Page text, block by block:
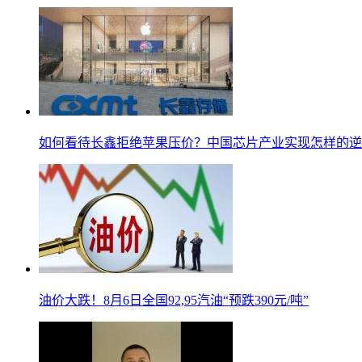
如何看待长鑫拒绝苹果压价？中国芯片产业实现怎样的
油价大跌！8月6日全国92,95汽油“预跌390元/吨”